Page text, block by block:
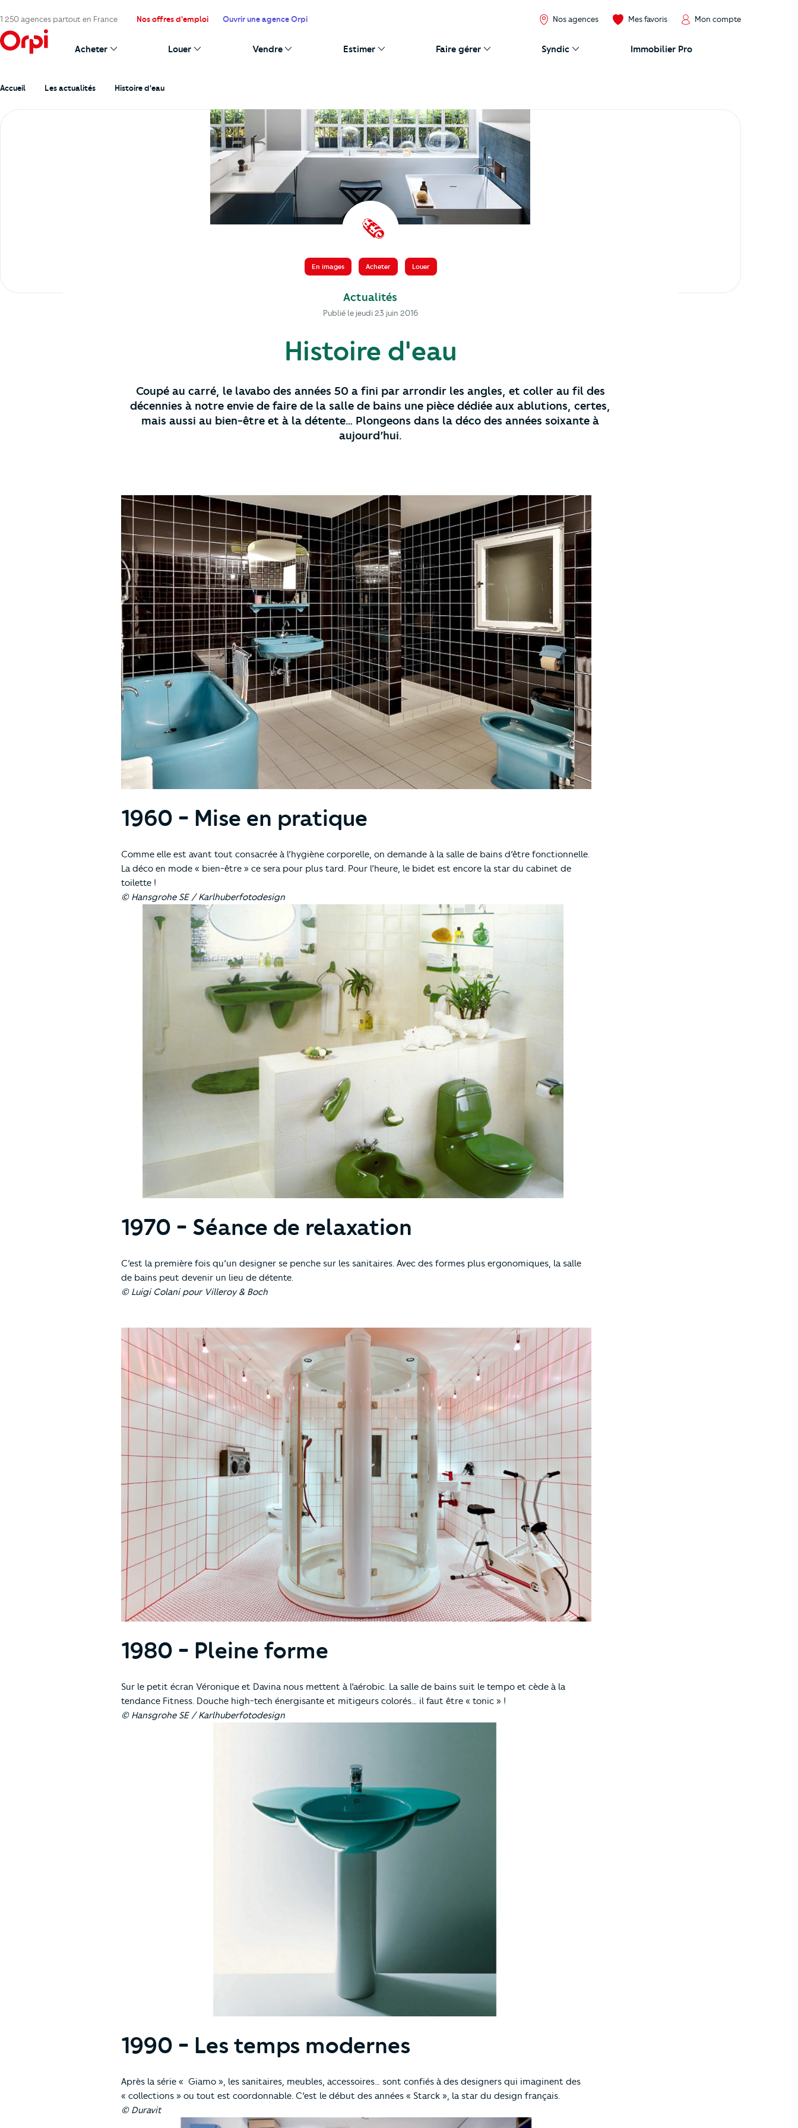
1 250 agences partout en France Nos offres d'emploi Ouvrir une agence Orpi Nos agences Mes favoris Mon compte
Acheter Louer Vendre Estimer Faire gérer Syndic Immobilier Pro
Accueil Les actualités Histoire d'eau
️ 🗞️
En images Acheter Louer
Actualités
Publié le jeudi 23 juin 2016
Histoire d'eau
Coupé au carré, le lavabo des années 50 a fini par arrondir les angles, et coller au fil des
décennies à notre envie de faire de la salle de bains une pièce dédiée aux ablutions, certes,
mais aussi au bien-être et à la détente… Plongeons dans la déco des années soixante à
aujourd’hui.
1960 - Mise en pratique
Comme elle est avant tout consacrée à l’hygiène corporelle, on demande à la salle de bains d’être fonctionnelle.
La déco en mode « bien-être » ce sera pour plus tard. Pour l’heure, le bidet est encore la star du cabinet de
toilette !
© Hansgrohe SE / Karlhuberfotodesign
1970 - Séance de relaxation
C’est la première fois qu’un designer se penche sur les sanitaires. Avec des formes plus ergonomiques, la salle
de bains peut devenir un lieu de détente.
© Luigi Colani pour Villeroy & Boch
1980 - Pleine forme
Sur le petit écran Véronique et Davina nous mettent à l’aérobic. La salle de bains suit le tempo et cède à la
tendance Fitness. Douche high-tech énergisante et mitigeurs colorés… il faut être « tonic » !
© Hansgrohe SE / Karlhuberfotodesign
1990 - Les temps modernes
Après la série « Giamo », les sanitaires, meubles, accessoires… sont confiés à des designers qui imaginent des
« collections » ou tout est coordonnable. C’est le début des années « Starck », la star du design français.
© Duravit